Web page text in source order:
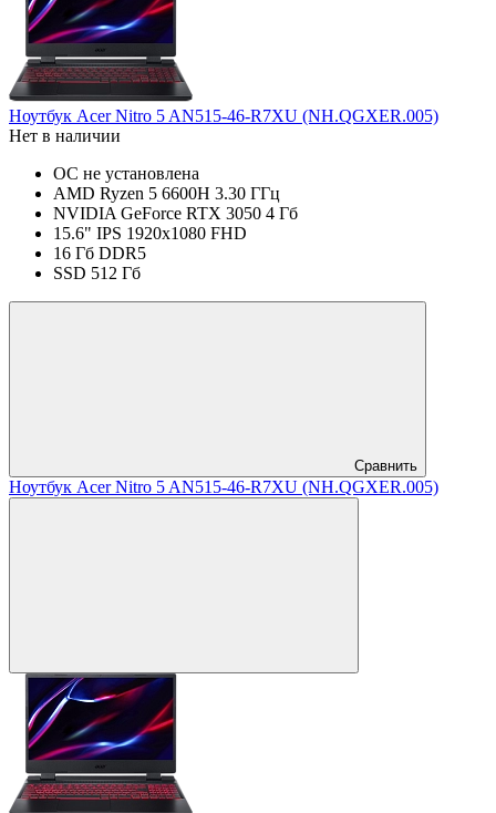
Ноутбук Acer Nitro 5 AN515-46-R7XU (NH.QGXER.005)
Нет в наличии
ОС не установлена
AMD Ryzen 5 6600H 3.30 ГГц
NVIDIA GeForce RTX 3050 4 Гб
15.6" IPS 1920x1080 FHD
16 Гб DDR5
SSD 512 Гб
Сравнить
Ноутбук Acer Nitro 5 AN515-46-R7XU (NH.QGXER.005)